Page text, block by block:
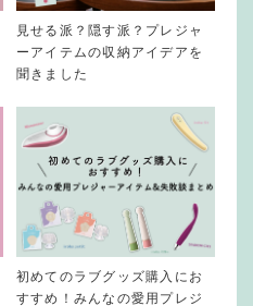
見せる派？隠す派？プレジャ
ーアイテムの収納アイデアを
聞きました
初めてのラブグッズ購入にお
すすめ！みんなの愛用プレジ